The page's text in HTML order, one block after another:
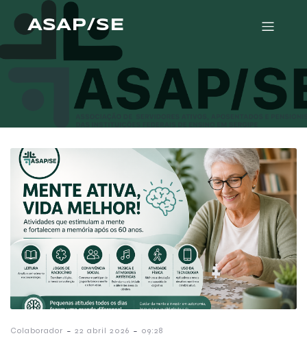
ASAP/SE
Colaborador - 22 abril 2026 - 09:28